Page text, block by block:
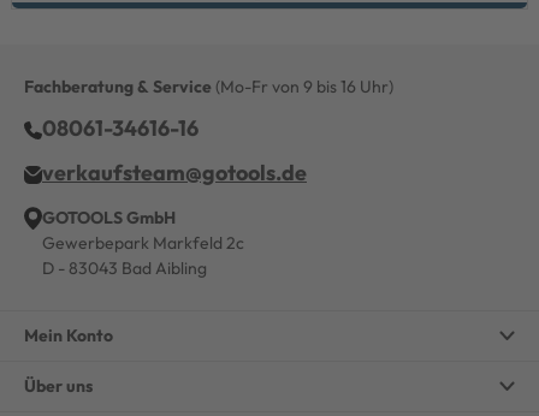
Fachberatung & Service (Mo-Fr von 9 bis 16 Uhr)
08061-34616-16
verkaufsteam@gotools.de
GOTOOLS GmbH
Gewerbepark Markfeld 2c
D - 83043 Bad Aibling
Mein Konto
Über uns